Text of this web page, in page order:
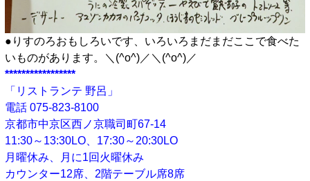
●りすのろおもしろいです、いろいろまだまだここで食べた
いものがあります。＼(^o^)／＼(^o^)／
*****************
「リストランテ 野呂」
電話 075-823-8100
京都市中京区西ノ京職司町67-14
11:30～13:30LO、17:30～20:30LO
月曜休み、月に1回火曜休み
カウンター12席、2階テーブル席8席